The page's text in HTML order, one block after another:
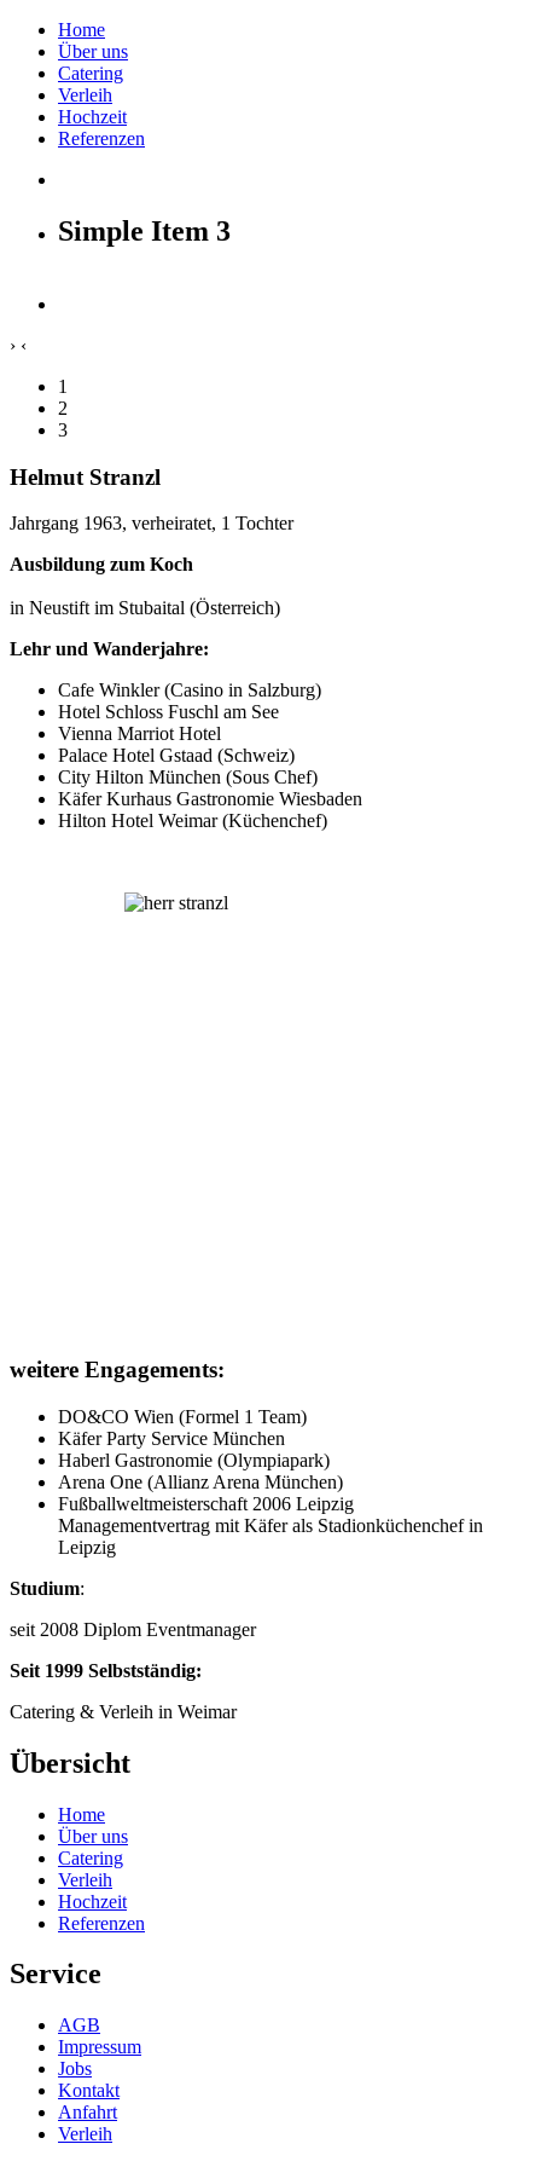
Home
Über uns
Catering
Verleih
Hochzeit
Referenzen
Simple Item 3
› ‹
1
2
3
Helmut Stranzl
Jahrgang 1963, verheiratet, 1 Tochter
Ausbildung zum Koch
in Neustift im Stubaital (Österreich)
Lehr und Wanderjahre:
Cafe Winkler (Casino in Salzburg)
Hotel Schloss Fuschl am See
Vienna Marriot Hotel
Palace Hotel Gstaad (Schweiz)
City Hilton München (Sous Chef)
Käfer Kurhaus Gastronomie Wiesbaden
Hilton Hotel Weimar (Küchenchef)
weitere Engagements:
DO&CO Wien (Formel 1 Team)
Käfer Party Service München
Haberl Gastronomie (Olympiapark)
Arena One (Allianz Arena München)
Fußballweltmeisterschaft 2006 Leipzig
Managementvertrag mit Käfer als Stadionküchenchef in
Leipzig
Studium:
seit 2008 Diplom Eventmanager
Seit 1999 Selbstständig:
Catering & Verleih in Weimar
Übersicht
Home
Über uns
Catering
Verleih
Hochzeit
Referenzen
Service
AGB
Impressum
Jobs
Kontakt
Anfahrt
Verleih